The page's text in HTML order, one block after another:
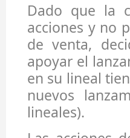
Dado que la
acciones y no
de venta,
apoyar el
en su lineal
nuevos
lineales).